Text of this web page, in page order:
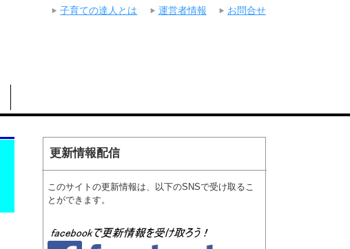
更新情報配信
このサイトの更新情報は、以下のSNSで受け取るこ
とができます。
子育ての達人とは 運営者情報 お問合せ